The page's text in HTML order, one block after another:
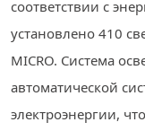
соответствии с
установлено 410
MICRO. Система
автоматической
электроэнергии,